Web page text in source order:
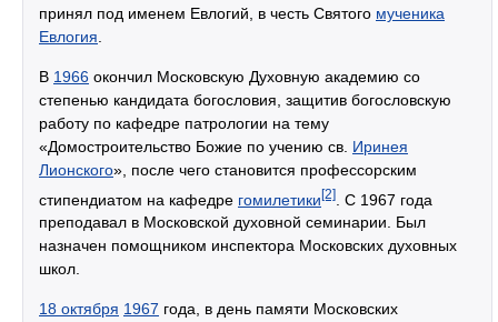
принял под именем Евлогий, в честь Святого мученика
Евлогия
В 1966 окончил Московскую Духовную академию со
степенью кандидата богословия, защитив богословскую
работу по кафедре патрологии на тему
«Домостроительство Божие по учению св. Иринея
Лионского», после чего становится профессорским
стипендиатом на кафедре гомилетики[2]
. С 1967 года
преподавал в Московской духовной семинарии. Был
назначен помощником инспектора Московских духовных
школ.
18 октября 1967 года, в день памяти Московских